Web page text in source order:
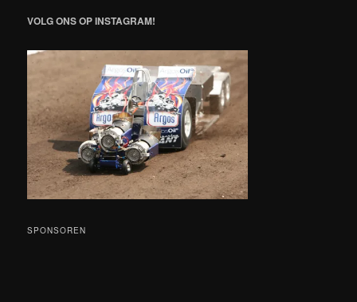
VOLG ONS OP INSTAGRAM!
SPONSOREN